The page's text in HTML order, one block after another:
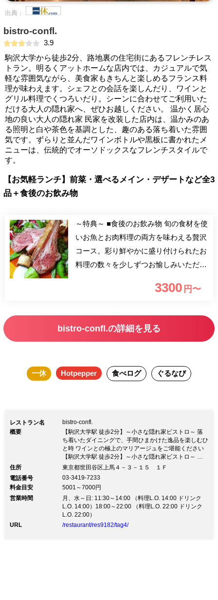
出典：
bistro-confl.
3.9
駒沢大学から徒歩2分、路地裏の住宅街にあるフレンチレス
トラン。明るくアットホームな店内では、カジュアルで気
軽な雰囲気ながら、美食家もきちんと楽しめるフランス料
理が味わえます。シェフとの会話を楽しんだり、ワインと
グリル料理でくつろいだり。シーンに合わせてご利用いた
だける大人の隠れ家へ、ぜひお越しください。 温かく居心
地の良い大人の隠れ家 民家を改装した店内は、温かみのあ
る照明と白や茶色を基調とした、趣のある落ち着いた雰囲
気です。ずらりと並んだワインボトルや黒板に書かれたメ
ニューは、伝統的でオーソドックスなフレンチスタイルで
す。
【お気軽ランチ】前菜・選べるメイン・デザートなど全3
品＋食後のお飲み物
～特典～ ■食後のお飲み物 旬の食材を使
いお魚とお肉料理の両方を味わえる贅沢
コース。彩り鮮やかに盛り付けられたお
料理の数々を少しずつお愉しみいただけ
3300 円〜
bistro-confl.の詳細を見る
一休 Hotpepper 食べログ ぐるなび
レストラン名
bistro-confl.
概要
【駒沢大学駅 徒歩2分】～小さな隠れ家ビストロ～ 落
ち着いたダイニングで、手間ひまかけた逸品を楽しむひ
と時 ワインとの極上のマリアージュをご堪能ください
【駒沢大学駅 徒歩2分】～小さな隠れ家ビストロ～ 落
ち着いたダイニングで、手間ひまかけた逸品を楽しむひ
裏路地の住宅街に佇む隠れ家フレンチ『ビストロ コン
フル』 昔ながらの民家を改築したレストランのドアを
開けると、 明るく心地良い雰囲気で肩肘はらずに寛げ
る温かい空間が広がります。 “大人が安心して楽しめ
る、きちんとしたビストロ” 伝統的なビストロ料理を軸
に、季節の食材をふんだんに使った多彩な逸品と 豊富
住所
東京都世田谷区上馬４－３－１５ １Ｆ
電話番号
03-3419-7233
料金目安
5001～7000円
営業時間
月、水～日: 11:30～14:00 （料理L.O. 14:00 ドリンク
L.O. 14:00）18:00～22:00 （料理L.O. 22:00 ドリンク
L.O. 22:00）
URL
/restaurant/res9182/tag4/